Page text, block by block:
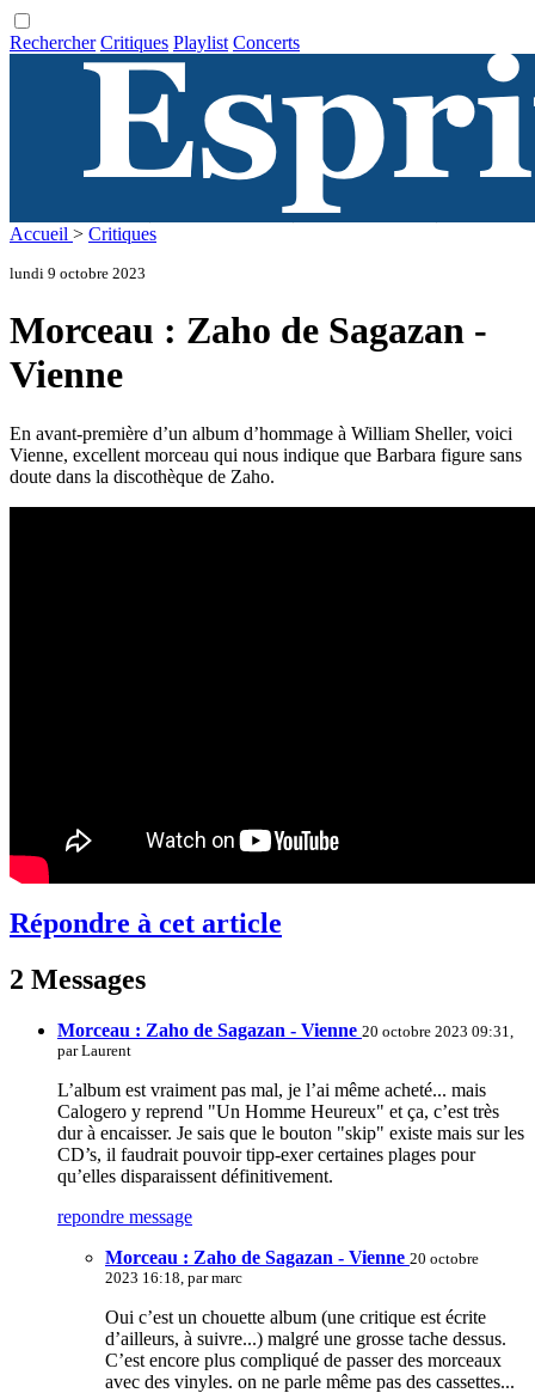
Rechercher Critiques Playlist Concerts
Accueil > Critiques
lundi 9 octobre 2023
Morceau : Zaho de Sagazan -
Vienne
En avant-première d’un album d’hommage à William Sheller, voici
Vienne, excellent morceau qui nous indique que Barbara figure sans
doute dans la discothèque de Zaho.
Répondre à cet article
2 Messages
Morceau : Zaho de Sagazan - Vienne 20 octobre 2023 09:31,
parLaurent
L’album est vraiment pas mal, je l’ai même acheté... mais
Calogero y reprend "Un Homme Heureux" et ça, c’est très
dur à encaisser. Je sais que le bouton "skip" existe mais sur les
CD’s, il faudrait pouvoir tipp-exer certaines plages pour
qu’elles disparaissent définitivement.
repondre message
Morceau : Zaho de Sagazan - Vienne 20 octobre
2023 16:18, parmarc
Oui c’est un chouette album (une critique est écrite
d’ailleurs, à suivre...) malgré une grosse tache dessus.
C’est encore plus compliqué de passer des morceaux
avec des vinyles. on ne parle même pas des cassettes...